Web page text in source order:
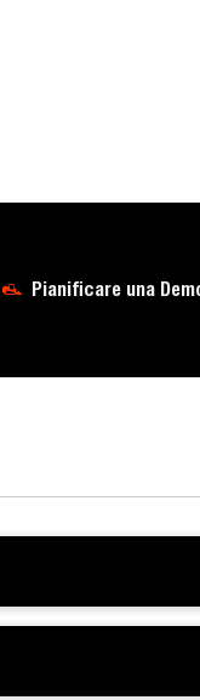
Pianificare una